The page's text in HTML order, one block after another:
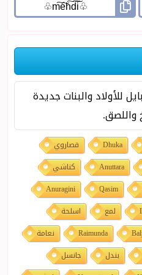
للأولاد والبنات جديدة
واللصق.
Dhuka
قصاروي
Anuttara
كناشي
Qasim
Anuragini
لمع
اسلحة
Raimunda
نعامة
بندل
جانسل